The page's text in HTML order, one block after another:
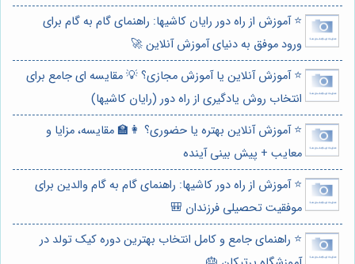
⭐️ آموزش از راه دور رایان کاشیها: راهنمای گام به گام برای
ورود موفق به دنیای آموزش آنلاین 🚀
⭐️ آموزش آنلاین یا آموزش مجازی؟ 💡 مقایسه ای جامع برای
انتخاب روش یادگیری از راه دور (رایان کاشیها)
⭐️ آموزش آنلاین بهتره یا حضوری؟ 👩‍🏫 مقایسه، مزایا و
معایب + پیش بینی آینده
⭐️ آموزش از راه دور کاشیها: راهنمای گام به گام والدین برای
موفقیت تحصیلی فرزندان 🎒
⭐️ راهنمای جامع و کامل انتخاب بهترین دوره کیک تولد در